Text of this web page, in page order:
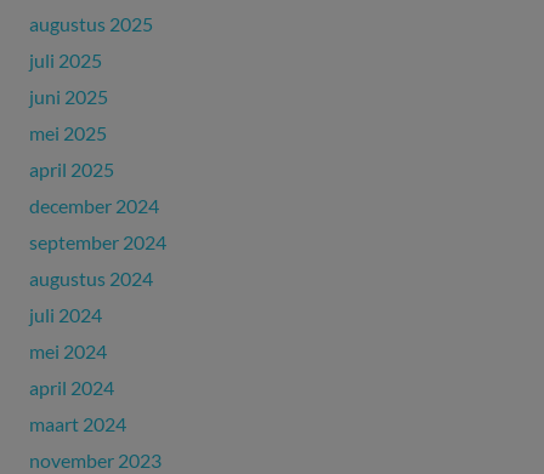
augustus 2025
juli 2025
juni 2025
mei 2025
april 2025
december 2024
september 2024
augustus 2024
juli 2024
mei 2024
april 2024
maart 2024
november 2023